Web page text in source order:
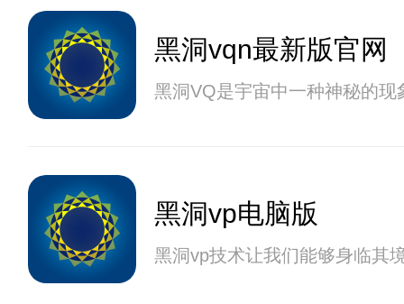
黑洞vqn最新版官网
黑洞VQ是宇宙中一种神秘的
黑洞vp电脑版
黑洞vp技术让我们能够身临其